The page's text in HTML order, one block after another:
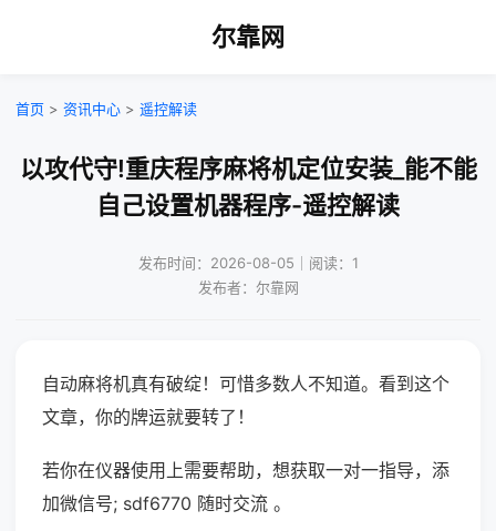
尔靠网
首页 > 资讯中心 > 遥控解读
以攻代守!重庆程序麻将机定位安装_能不能
自己设置机器程序-遥控解读
发布时间：2026-08-05｜阅读：1
发布者：尔靠网
自动麻将机真有破绽！可惜多数人不知道。看到这个
文章，你的牌运就要转了！
若你在仪器使用上需要帮助，想获取一对一指导，添
加微信号; sdf6770 随时交流 。